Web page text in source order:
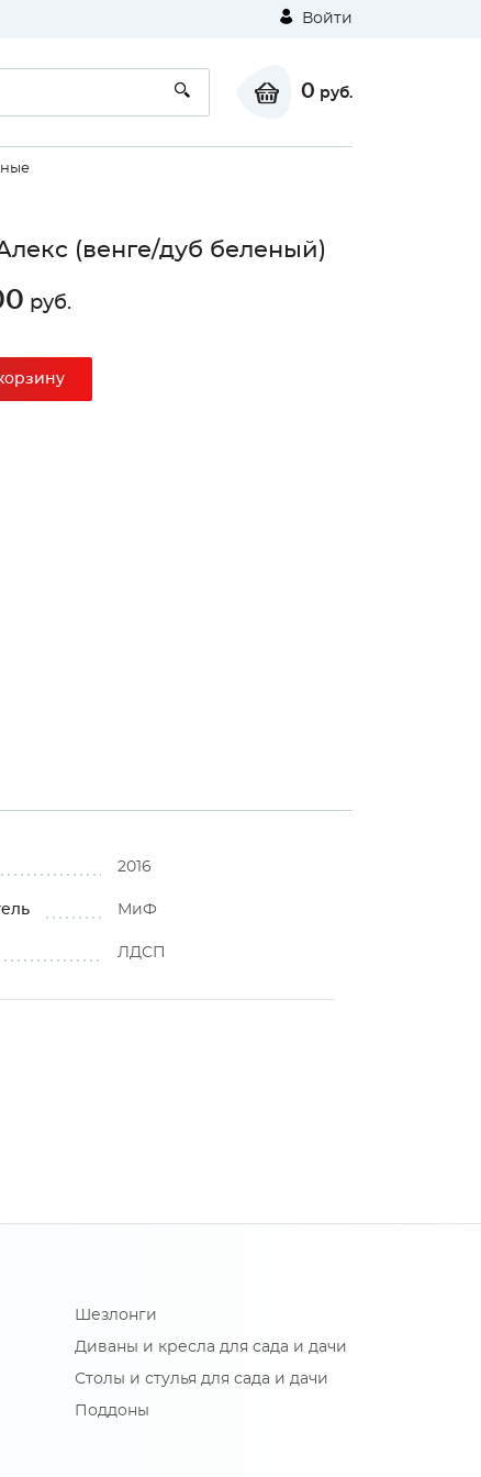
Войти
0 руб.
⚠
(венге/дуб беленый)
руб.
2016
МиФ
ЛДСП
Шезлонги
Диваны и кресла для сада и дачи
Столы и стулья для сада и дачи
Поддоны